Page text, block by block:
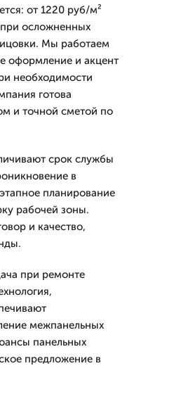
от 1220 руб/м²
осложненных
Мы работаем
оформление и акцент
необходимости
готова
и точной сметой по
срок службы
в
планирование
рабочей зоны.
и качество,
при ремонте
межпанельных
панельных
предложение в